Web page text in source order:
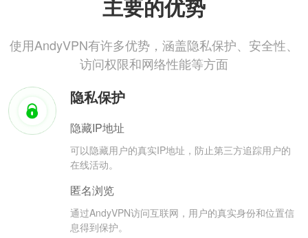
主要的优势
使用AndyVPN有许多优势，涵盖隐私保护、安全性、
访问权限和网络性能等方面
隐私保护
隐藏IP地址
可以隐藏用户的真实IP地址，防止第三方追踪用户的
在线活动。
匿名浏览
通过AndyVPN访问互联网，用户的真实身份和位置信
息得到保护。